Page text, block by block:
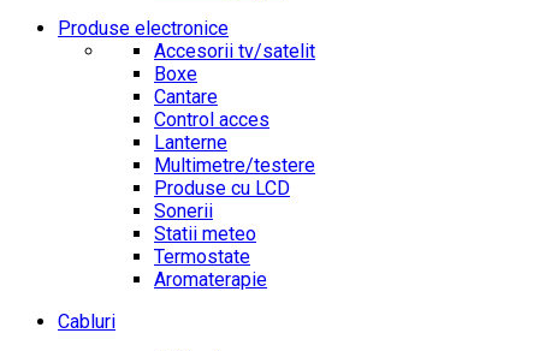
Produse electronice
Accesorii tv/satelit
Boxe
Cantare
Control acces
Lanterne
Multimetre/testere
Produse cu LCD
Sonerii
Statii meteo
Termostate
Aromaterapie
Cabluri